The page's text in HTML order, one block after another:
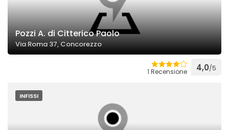
Pozzi A. di Citterico Paolo
Via Roma 37, Concorezzo
1 Recensione 4,0/5
INFISSI